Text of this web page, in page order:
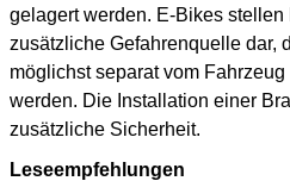
gelagert werden. E-Bikes
zusätzliche Gefahrenquelle dar,
möglichst separat vom
werden. Die Installation einer
zusätzliche Sicherheit.
Leseempfehlungen